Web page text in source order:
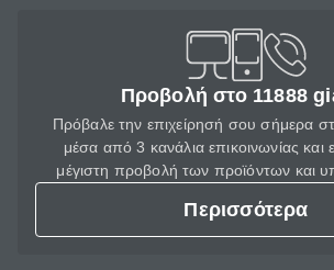
Προβολή στο 11888
Πρόβαλε την επιχείρησή σου σήμερα
μέσα από 3 κανάλια επικοινωνίας και
μέγιστη προβολή των προϊόντων και
Περισσότερα